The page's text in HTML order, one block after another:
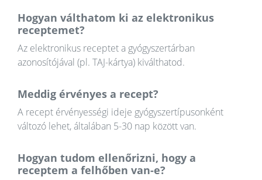
Hogyan válthatom ki az elektronikus
receptemet?
Az elektronikus receptet a gyógyszertárban
azonosítójával (pl. TAJ-kártya) kiválthatod.
Meddig érvényes a recept?
A recept érvényességi ideje gyógyszertípusonként
változó lehet, általában 5-30 nap között van.
Hogyan tudom ellenőrizni, hogy a
receptem a felhőben van-e?